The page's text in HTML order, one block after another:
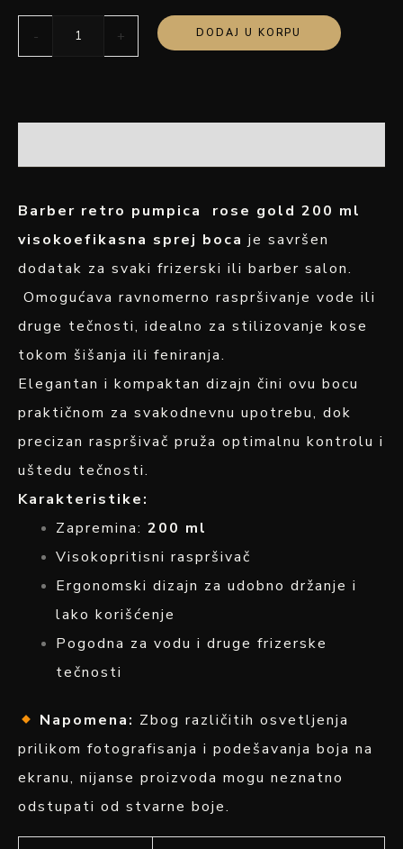
- + DODAJ U KORPU
Barber retro pumpica rose gold 200 ml
visokoefikasna sprej boca je savršen
dodatak za svaki frizerski ili barber salon.
Omogućava ravnomerno raspršivanje vode ili
druge tečnosti, idealno za stilizovanje kose
tokom šišanja ili feniranja.
Elegantan i kompaktan dizajn čini ovu bocu
praktičnom za svakodnevnu upotrebu, dok
precizan raspršivač pruža optimalnu kontrolu i
uštedu tečnosti.
Karakteristike:
Zapremina: 200 ml
Visokopritisni raspršivač
Ergonomski dizajn za udobno držanje i
lako korišćenje
Pogodna za vodu i druge frizerske
tečnosti
Napomena: Zbog različitih osvetljenja
prilikom fotografisanja i podešavanja boja na
ekranu, nijanse proizvoda mogu neznatno
odstupati od stvarne boje.